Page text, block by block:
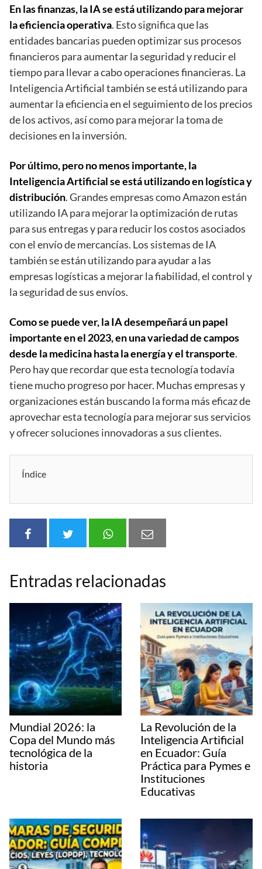
En las finanzas, la IA se está utilizando para mejorar
la eficiencia operativa. Esto significa que las
entidades bancarias pueden optimizar sus procesos
financieros para aumentar la seguridad y reducir el
tiempo para llevar a cabo operaciones financieras. La
Inteligencia Artificial también se está utilizando para
aumentar la eficiencia en el seguimiento de los precios
de los activos, así como para mejorar la toma de
decisiones en la inversión.
Por último, pero no menos importante, la
Inteligencia Artificial se está utilizando en logística y
distribución. Grandes empresas como Amazon están
utilizando IA para mejorar la optimización de rutas
para sus entregas y para reducir los costos asociados
con el envío de mercancías. Los sistemas de IA
también se están utilizando para ayudar a las
empresas logísticas a mejorar la fiabilidad, el control y
la seguridad de sus envíos.
Como se puede ver, la IA desempeñará un papel
importante en el 2023, en una variedad de campos
desde la medicina hasta la energía y el transporte.
Pero hay que recordar que esta tecnología todavía
tiene mucho progreso por hacer. Muchas empresas y
organizaciones están buscando la forma más eficaz de
aprovechar esta tecnología para mejorar sus servicios
y ofrecer soluciones innovadoras a sus clientes.
Índice
Entradas relacionadas
Mundial 2026: la
Copa del Mundo más
tecnológica de la
historia
La Revolución de la
Inteligencia Artificial
en Ecuador: Guía
Práctica para Pymes e
Instituciones
Educativas